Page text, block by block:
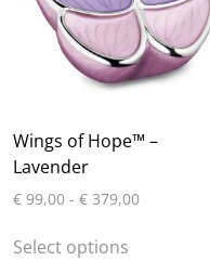
Wings of Hope™ –
Lavender
€ 99,00 - € 379,00Prijsklasse:
Select options